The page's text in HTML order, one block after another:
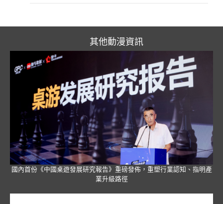
其他動漫資訊
國內首份《中國桌遊發展研究報告》重磅發佈，重塑行業認知、指明產
業升級路徑